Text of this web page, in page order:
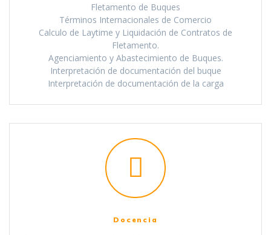
Fletamento de Buques
Términos Internacionales de Comercio
Calculo de Laytime y Liquidación de Contratos de
Fletamento.
Agenciamiento y Abastecimiento de Buques.
Interpretación de documentación del buque
Interpretación de documentación de la carga
Docencia